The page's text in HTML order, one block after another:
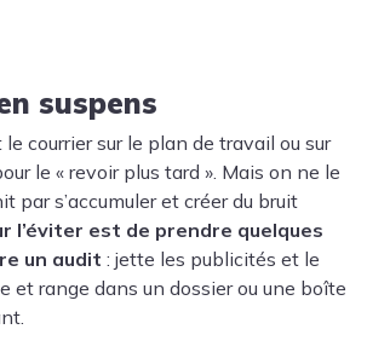
suspens
courrier sur le plan de travail ou sur
le « revoir plus tard ». Mais on ne le
par s’accumuler et créer du bruit
l’éviter est de prendre quelques
un audit : jette les publicités et le
et range dans un dossier ou une boîte